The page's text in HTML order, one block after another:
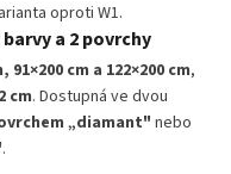
oproti W1.
a 2 povrchy
91×200 cm a 122×200 cm,
cm. Dostupná ve dvou
„diamant" nebo
.